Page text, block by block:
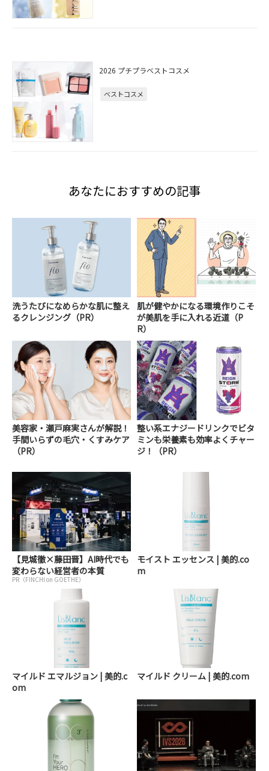
2026 プチプラベストコスメ
ベストコスメ
あなたにおすすめの記事
洗うたびになめらかな肌に整え
るクレンジング（PR）
肌が健やかになる環境作りこそ
が美肌を手に入れる近道（P
R）
美容家・瀬戸麻実さんが解説！
手間いらずの毛穴・くすみケア
（PR）
整い系エナジードリンクでビタ
ミンも栄養素も効率よくチャー
ジ！（PR）
【見城徹×藤田晋】AI時代でも
変わらない経営者の本質
PR（FINCHI on GOETHE）
モイスト エッセンス | 美的.co
m
マイルド エマルジョン | 美的.c
om
マイルド クリーム | 美的.com